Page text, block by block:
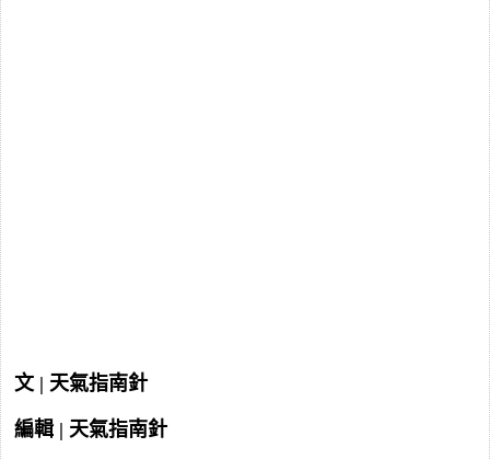
文 | 天氣指南針
編輯 | 天氣指南針